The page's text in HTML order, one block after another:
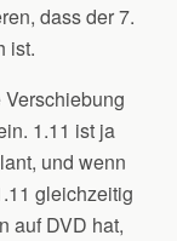
dass der 7.
ist.
1.11 ist ja
und wenn
gleichzeitig
auf DVD hat,